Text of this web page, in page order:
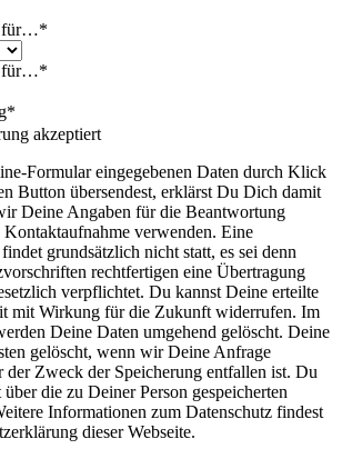
für…*
für…*
*
akzeptiert
Formular eingegebenen Daten durch Klick
Button übersendest, erklärst Du Dich damit
Deine Angaben für die Beantwortung
verwenden. Eine
grundsätzlich nicht statt, es sei denn
rechtfertigen eine Übertragung
verpflichtet. Du kannst Deine erteilte
mit Wirkung für die Zukunft widerrufen. Im
Deine Daten umgehend gelöscht. Deine
gelöscht, wenn wir Deine Anfrage
der Zweck der Speicherung entfallen ist. Du
die zu Deiner Person gespeicherten
Informationen zum Datenschutz findest
dieser Webseite.